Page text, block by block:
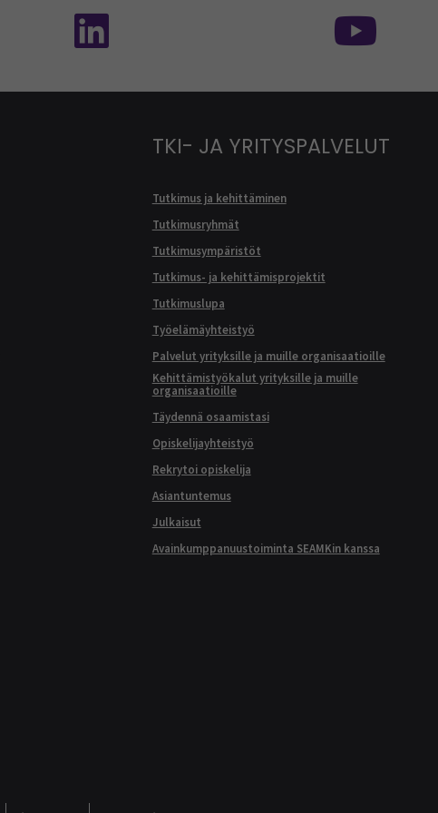
TKI- JA YRITYSPALVELUT
Tutkimus ja kehittäminen
Tutkimusryhmät
Tutkimusympäristöt
Tutkimus- ja kehittämisprojektit
Tutkimuslupa
Työelämäyhteistyö
Palvelut yrityksille ja muille organisaatioille
Kehittämistyökalut yrityksille ja muille
organisaatioille
Täydennä osaamistasi
Opiskelijayhteistyö
Rekrytoi opiskelija
Asiantuntemus
Julkaisut
Avainkumppanuustoiminta SEAMKin kanssa